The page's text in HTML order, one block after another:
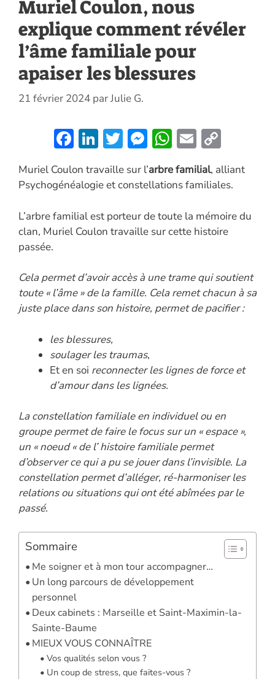
Muriel Coulon, nous
explique comment révéler
l’âme familiale pour
apaiser les blessures
21 février 2024 parJulie G.
F
e
b
o
o
Li
k
e
dI
n
T
itt
er
M
es
se
n
g
er
W
h
at
s
A
p
E
m
ai
l
p
y
Li
n
Muriel Coulon travaille sur l’arbre familial, alliant
Psychogénéalogie et constellations familiales.
L’arbre familial est porteur de toute la mémoire du
clan, Muriel Coulon travaille sur cette histoire
passée.
Cela permet d’avoir accès à une trame qui soutient
toute « l’âme » de la famille. Cela remet chacun à sa
juste place dans son histoire, permet de pacifier :
les blessures,
soulager les traumas,
Et en soi reconnecter les lignes de force et
d’amour dans les lignées.
La constellation familiale en individuel ou en
groupe permet de faire le focus sur un « espace »,
un « noeud « de l’ histoire familiale permet
d’observer ce qui a pu se jouer dans l’invisible. La
constellation permet d’alléger, ré-harmoniser les
relations ou situations qui ont été abîmées par le
passé.
Sommaire
Me soigner et à mon tour accompagner…
Un long parcours de développement
personnel
Deux cabinets : Marseille et Saint-Maximin-la-
Sainte-Baume
MIEUX VOUS CONNAÎTRE
Vos qualités selon vous ?
Un coup de stress, que faites-vous ?